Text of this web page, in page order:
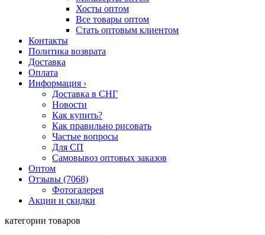
Хосты оптом
Все товары оптом
Стать оптовым клиентом
Контакты
Политика возврата
Доставка
Оплата
Информация ›
Доставка в СНГ
Новости
Как купить?
Как правильно рисовать
Частые вопросы
Для СП
Самовывоз оптовых заказов
Оптом
Отзывы (7068)
Фотогалерея
Акции и скидки
категории товаров